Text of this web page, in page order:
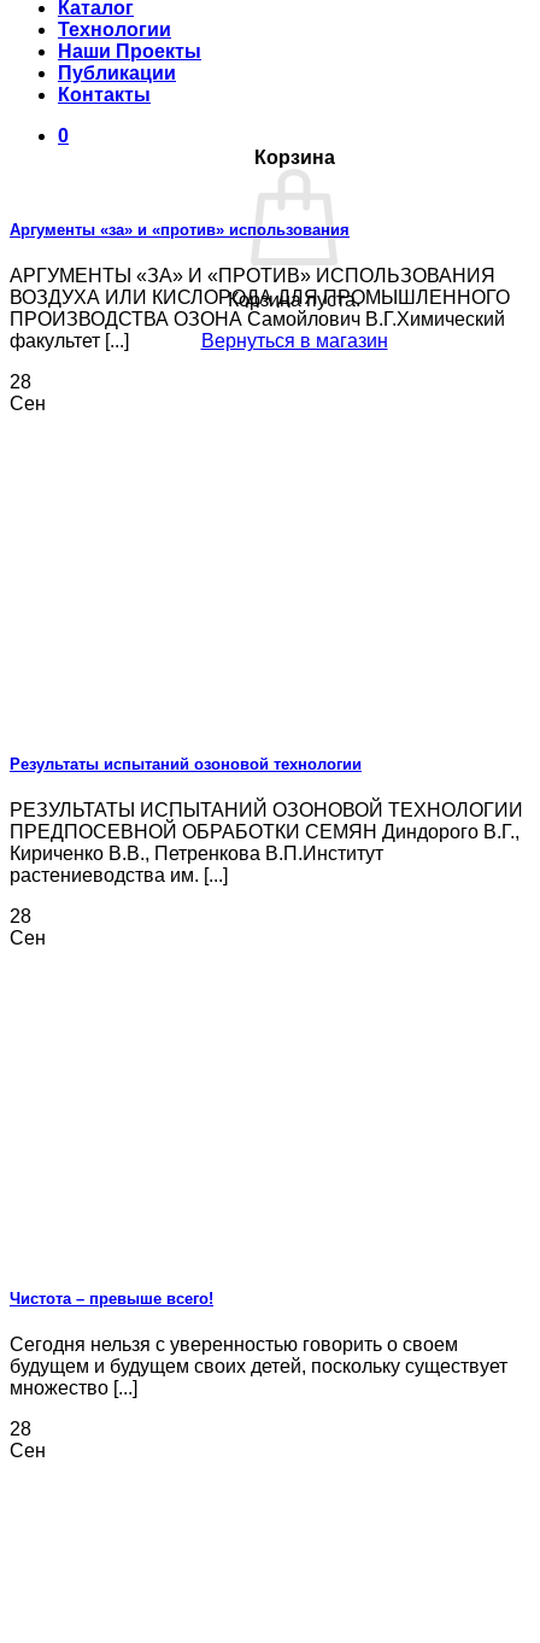
Каталог
Технологии
Наши Проекты
Публикации
Контакты
0
Корзина
Корзина пуста.
Вернуться в магазин
Аргументы «за» и «против» использования
АРГУМЕНТЫ «ЗА» И «ПРОТИВ» ИСПОЛЬЗОВАНИЯ
ВОЗДУХА ИЛИ КИСЛОРОДА ДЛЯ ПРОМЫШЛЕННОГО
ПРОИЗВОДСТВА ОЗОНА Самойлович В.Г.Химический
факультет [...]
28
Сен
Результаты испытаний озоновой технологии
РЕЗУЛЬТАТЫ ИСПЫТАНИЙ ОЗОНОВОЙ ТЕХНОЛОГИИ
ПРЕДПОСЕВНОЙ ОБРАБОТКИ СЕМЯН Диндорого В.Г.,
Кириченко В.В., Петренкова В.П.Институт
растениеводства им. [...]
28
Сен
Чистота – превыше всего!
Сегодня нельзя с уверенностью говорить о своем
будущем и будущем своих детей, поскольку существует
множество [...]
28
Сен